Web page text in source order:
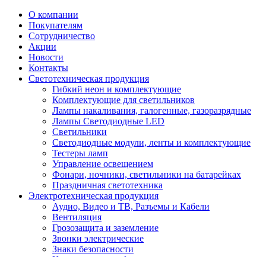
О компании
Покупателям
Сотрудничество
Акции
Новости
Контакты
Светотехническая продукция
Гибкий неон и комплектующие
Комплектующие для светильников
Лампы накаливания, галогенные, газоразрядные
Лампы Светодиодные LED
Светильники
Светодиодные модули, ленты и комплектующие
Тестеры ламп
Управление освещением
Фонари, ночники, светильники на батарейках
Праздничная светотехника
Электротехническая продукция
Аудио, Видео и ТВ, Разъемы и Кабели
Вентиляция
Грозозащита и заземление
Звонки электрические
Знаки безопасности